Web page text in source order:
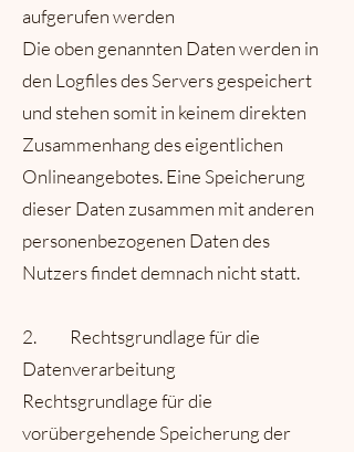
aufgerufen werden
Die oben genannten Daten werden in
den Logfiles des Servers gespeichert
und stehen somit in keinem direkten
Zusammenhang des eigentlichen
Onlineangebotes. Eine Speicherung
dieser Daten zusammen mit anderen
personenbezogenen Daten des
Nutzers findet demnach nicht statt.
2. Rechtsgrundlage für die
Datenverarbeitung
Rechtsgrundlage für die
vorübergehende Speicherung der